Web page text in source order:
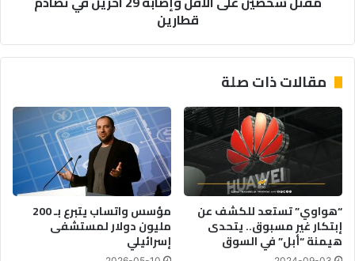
قطارين
مقالات ذات صلة
“هواوي” تستعد للكشف عن
إبتكار غير مسبوق.. يتحدى
هيمنة “أبل” في السوق
مؤسس واتساب يتبرع بـ 200
مليون دولار لمستشفى
إسرائيلي